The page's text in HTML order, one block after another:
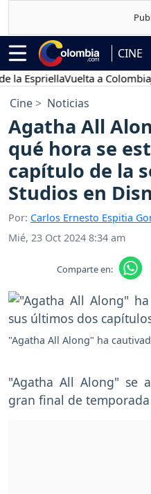
CINE
Vuelta a ColombiaJorge
Cine Noticias
Agatha All
qué hora se
capítulo de la
Studios en
Por: Carlos Ernesto Espitia
Mié, 23 Oct 2024 8:34 am
Comparte en:
"Agatha All Along" ha
"Agatha All Along" se
gran final de